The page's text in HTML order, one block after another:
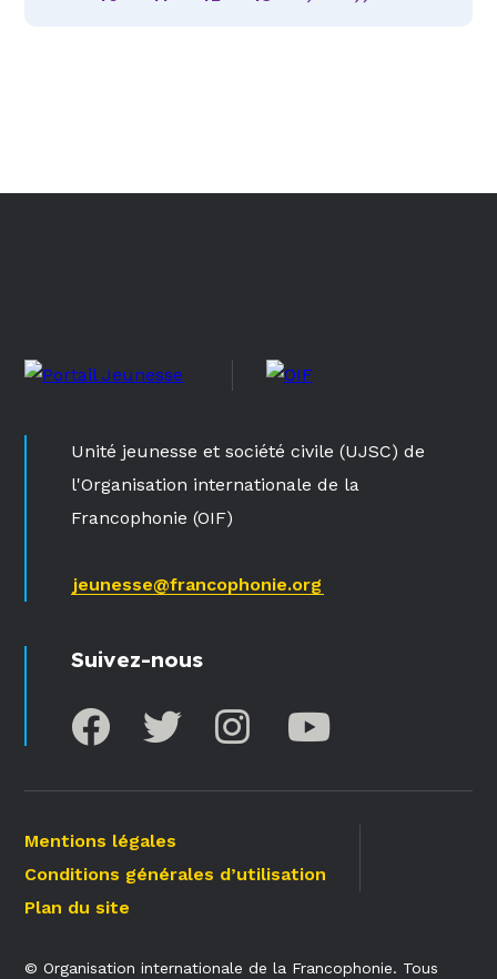
Unité jeunesse et société civile (UJSC) de
l'Organisation internationale de la
Francophonie (OIF)
jeunesse@francophonie.org
Suivez-nous
Mentions légales
Conditions générales d’utilisation
Plan du site
© Organisation internationale de la Francophonie. Tous